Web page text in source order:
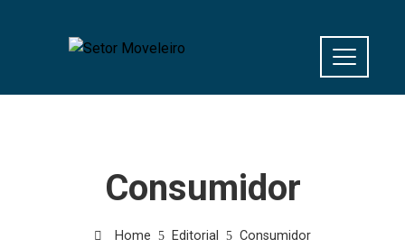
Consumidor
Home Editorial Consumidor